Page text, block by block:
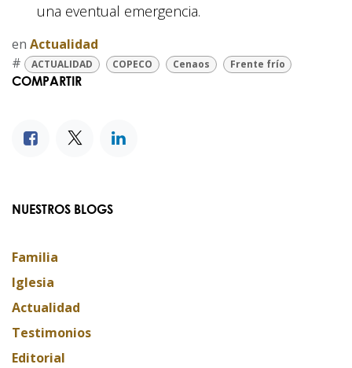
una eventual emergencia.
en Actualidad
#
ACTUALIDAD COPECO Cenaos Frente frío
COMPARTIR
NUESTROS BLOGS
Familia
Iglesia
Actualidad
Testimonios
Editorial